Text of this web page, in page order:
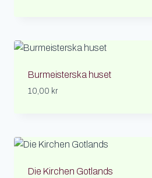
Burmeisterska huset
10,00 kr
Die Kirchen Gotlands